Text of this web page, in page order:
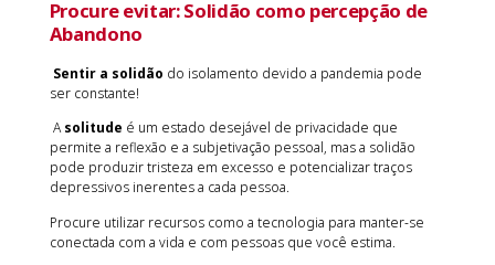
Procure evitar:Solidão como percepção de
Abandono
Sentir a solidão do isolamento devido a pandemia pode
ser constante!
Asolitude é um estado desejável de privacidade que
permite a reflexão e a subjetivação pessoal, mas a solidão
pode produzir tristeza em excesso e potencializar traços
depressivos inerentes a cada pessoa.
Procure utilizar recursos como a tecnologia para manter-se
conectada com a vida e com pessoas que você estima.